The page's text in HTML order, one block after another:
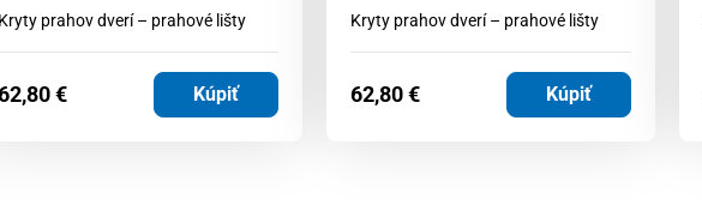
prahov dverí – prahové lišty
€ Kúpiť
Kryty prahov dverí – prahové lišty
62,80€ Kúpiť